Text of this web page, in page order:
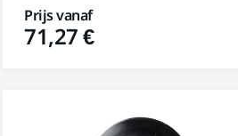
Prijs vanaf
71,27 €